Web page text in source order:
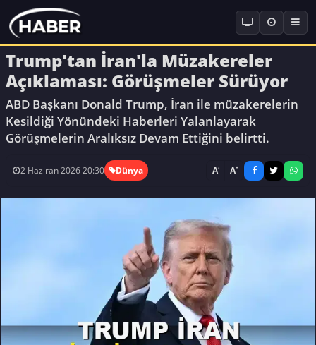
Trump'tan İran'la Müzakereler
Açıklaması: Görüşmeler Sürüyor
ABD Başkanı Donald Trump, İran ile müzakerelerin
Kesildiği Yönündeki Haberleri Yalanlayarak
Görüşmelerin Aralıksız Devam Ettiğini belirtti.
2 Haziran 2026 20:30 Dünya A- A+